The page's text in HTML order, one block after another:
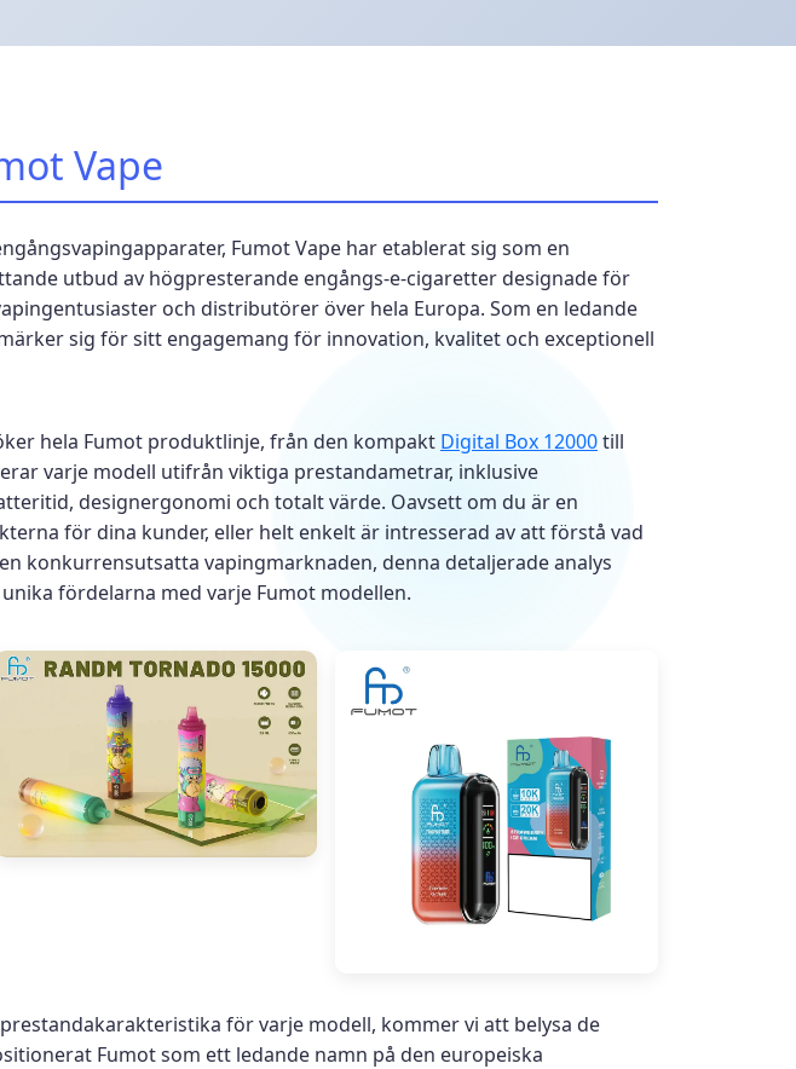
Vape
Fumot Vape har etablerat sig som en
utbud av högpresterande engångs-e-cigaretter designade för
och distributörer över hela Europa. Som en ledande
sig för sitt engagemang för innovation, kvalitet och exceptionell
hela Fumot produktlinje, från den kompakt Digital Box 12000till
varje modell utifrån viktiga prestandametrar, inklusive
designergonomi och totalt värde. Oavsett om du är en
för dina kunder, eller helt enkelt är intresserad av att förstå vad
konkurrensutsatta vapingmarknaden, denna detaljerade analys
fördelarna med varje Fumot modellen.
för varje modell, kommer vi att belysa de
Fumot som ett ledande namn på den europeiska